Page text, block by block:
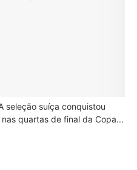
seleção suíça conquistou
quartas de final da Copa...